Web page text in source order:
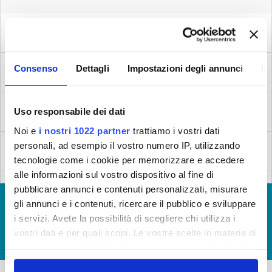
Consenso Dettagli Impostazioni degli annunci
Uso responsabile dei dati
Noi e i nostri 1022 partner trattiamo i vostri dati
personali, ad esempio il vostro numero IP, utilizzando
tecnologie come i cookie per memorizzare e accedere
alle informazioni sul vostro dispositivo al fine di
pubblicare annunci e contenuti personalizzati, misurare
gli annunci e i contenuti, ricercare il pubblico e sviluppare
i servizi. Avete la possibilità di scegliere chi utilizza i
vostri dati e per quali scopi. Le vostre scelte in materia di
in cui avete effettuato le vostre scelte. È possibile
Inizio lavori: 25/10/2010 - Fine lavori: 25/10/2010
Lavori a San Casciano Val di Pesa
Lavori a Prato
Inizio lavori: 18/10/2010 - Fine lavori: 18/10/2010
Inizio lavori: 18/10/2010 - Fine lavori: 18/10/2010
Lavori a Carmignanello
Inizio lavori: 18/10/2010 - Fine lavori: 18/10/2010
Lavori a Figline Val D'Arno
© Copyright 2017 - 2026
GLOSSARIO
GIUDICA IL SERVIZIO